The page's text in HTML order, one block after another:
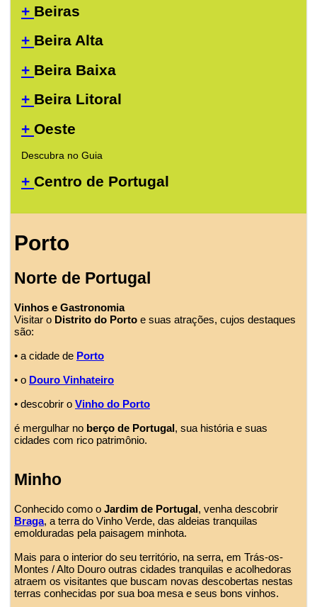
+ Beiras
+ Beira Alta
+ Beira Baixa
+ Beira Litoral
+ Oeste
Descubra no Guia
+ Centro de Portugal
Porto
Norte de Portugal
Vinhos e Gastronomia
Visitar o Distrito do Porto e suas atrações, cujos destaques
são:
• a cidade de Porto
• o Douro Vinhateiro
• descobrir o Vinho do Porto
é mergulhar no berço de Portugal, sua história e suas
cidades com rico patrimônio.
Minho
Conhecido como o Jardim de Portugal, venha descobrir
Braga, a terra do Vinho Verde, das aldeias tranquilas
emolduradas pela paisagem minhota.
Mais para o interior do seu território, na serra, em Trás-os-
Montes / Alto Douro outras cidades tranquilas e acolhedoras
atraem os visitantes que buscam novas descobertas nestas
terras conhecidas por sua boa mesa e seus bons vinhos.